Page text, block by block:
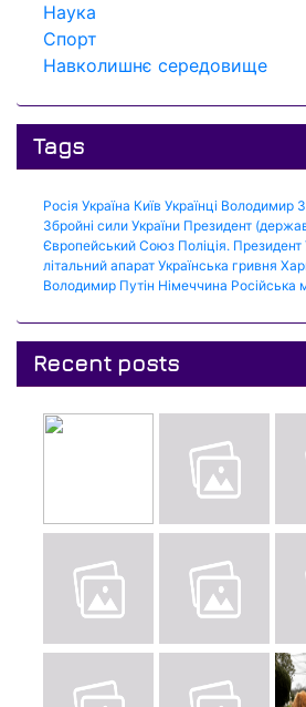
Наука
Спорт
Навколишнє середовище
Tags
Росія Україна Київ Українці Володимир
Збройні сили України Президент
Європейський Союз Поліція. Президент
літальний апарат Українська гривня
Володимир Путін Німеччина Російська
Recent posts